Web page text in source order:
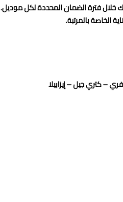
خلال فترة الضمان المحددة لكل موديل.
الخاصة بالمرتبة.